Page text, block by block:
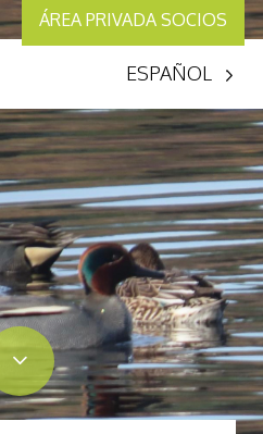
ÁREA PRIVADA SOCIOS
ESPAÑOL